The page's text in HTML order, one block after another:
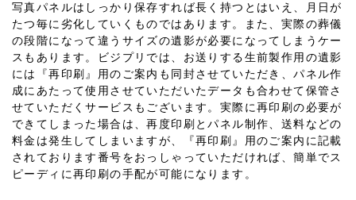
写真パネルはしっかり保存すれば長く持つとはいえ、月日が
たつ毎に劣化していくものではあります。また、実際の葬儀
の段階になって違うサイズの遺影が必要になってしまうケー
スもあります。ビジプリでは、お送りする生前製作用の遺影
には『再印刷』用のご案内も同封させていただき、パネル作
成にあたって使用させていただいたデータも合わせて保管さ
せていただくサービスもございます。実際に再印刷の必要が
できてしまった場合は、再度印刷とパネル制作、送料などの
料金は発生してしまいますが、『再印刷』用のご案内に記載
されております番号をおっしゃっていただければ、簡単でス
ピーディに再印刷の手配が可能になります。